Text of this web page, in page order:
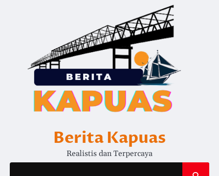
Berita Kapuas
Realistis dan Terpercaya